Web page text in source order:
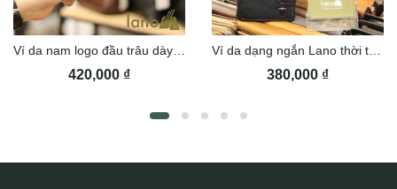
420,000 ₫ 380,000 ₫